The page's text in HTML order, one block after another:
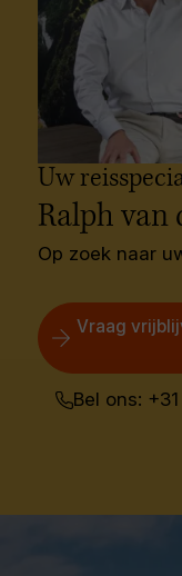
Uw
Ralph van
Op zoek naar
Vraag
Bel ons: